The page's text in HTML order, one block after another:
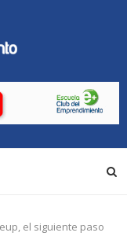
el siguiente paso